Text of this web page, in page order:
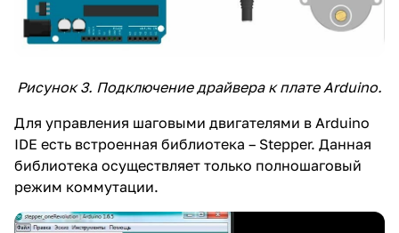
Рисунок 3. Подключение драйвера к плате Arduino.
Для управления шаговыми двигателями в Arduino
IDE есть встроенная библиотека – Stepper. Данная
библиотека осуществляет только полношаговый
режим коммутации.